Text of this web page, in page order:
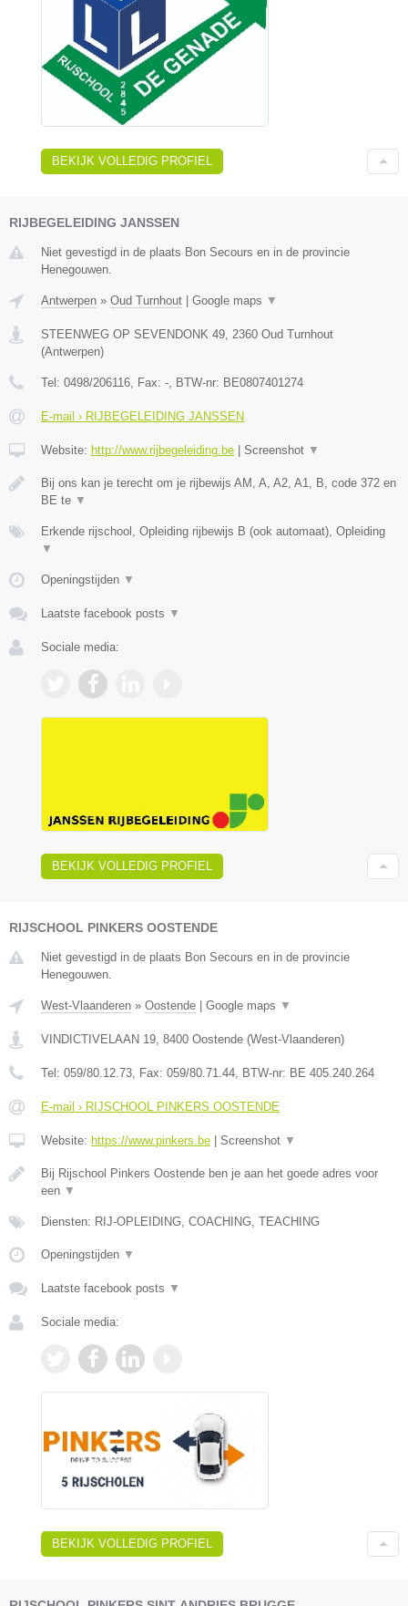
BEKIJK VOLLEDIG PROFIEL
RIJBEGELEIDING JANSSEN
Niet gevestigd in de plaats Bon Secours en in de provincie
Henegouwen.
Antwerpen » Oud Turnhout Google maps ▼
STEENWEG OP SEVENDONK 49, 2360 Oud Turnhout
(Antwerpen)
Tel: 0498/206116, Fax: -, BTW-nr: BE0807401274
E-mail › RIJBEGELEIDING JANSSEN
Website: http://www.rijbegeleiding.be Screenshot ▼
Bij ons kan je terecht om je rijbewijs AM, A, A2, A1, B, code 372 en
BE te ▼
Erkende rijschool, Opleiding rijbewijs B (ook automaat), Opleiding
▼
Openingstijden ▼
Laatste facebook posts ▼
Sociale media:
BEKIJK VOLLEDIG PROFIEL
RIJSCHOOL PINKERS OOSTENDE
Niet gevestigd in de plaats Bon Secours en in de provincie
Henegouwen.
West-Vlaanderen » Oostende Google maps ▼
VINDICTIVELAAN 19, 8400 Oostende (West-Vlaanderen)
Tel: 059/80.12.73, Fax: 059/80.71.44, BTW-nr: BE 405.240.264
E-mail › RIJSCHOOL PINKERS OOSTENDE
Website: https://www.pinkers.be Screenshot ▼
Bij Rijschool Pinkers Oostende ben je aan het goede adres voor
een ▼
Diensten: RIJ-OPLEIDING, COACHING, TEACHING
Openingstijden ▼
Laatste facebook posts ▼
Sociale media:
BEKIJK VOLLEDIG PROFIEL